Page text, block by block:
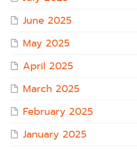
June 2025
May 2025
April 2025
March 2025
February 2025
January 2025